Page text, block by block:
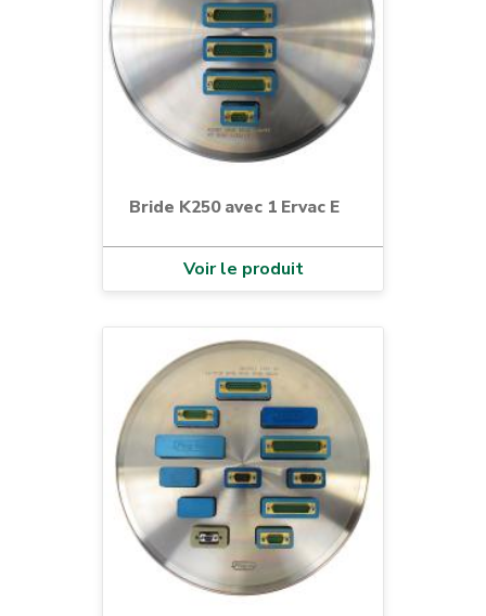
Bride K250 avec 1 Ervac E
Voir le produit